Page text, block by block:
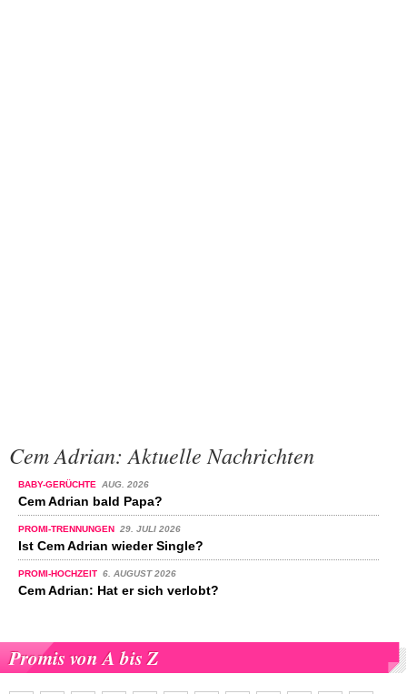
Cem Adrian: Aktuelle Nachrichten
BABY-GERÜCHTE AUG. 2026
Cem Adrian bald Papa?
PROMI-TRENNUNGEN 29. JULI 2026
Ist Cem Adrian wieder Single?
PROMI-HOCHZEIT 6. AUGUST 2026
Cem Adrian: Hat er sich verlobt?
Promis von A bis Z